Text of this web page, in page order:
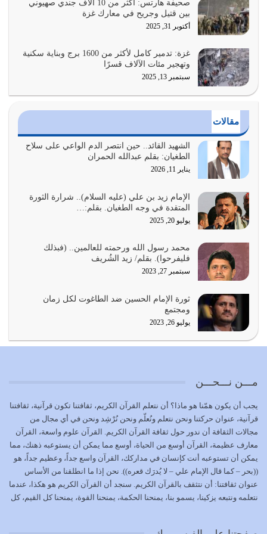
أراد الله لهذه الأمة ان تكون خير امة أخرجت للناس بالنهوض
بالأمر بالمعروف والنهي عن…
يوليو 25, 2026
الدين الذي شرعه الله لا يجوز أن يخضع لآرائنا وأهوائنا
أي أمة تتفرق في الدين وتتفرق في كيانها معناه أنها أصبحت
أمة عاجزة عن النهوض…
يوليو 23, 2026
بحبل الله جميعاً وليس كل…
يوليو 22, 2026
يشاء ويذل من يشاء
يوليو 21, 2026
كل زمان…
يوليو 19, 2026
الوظيفة عبارة عن مسؤولية يجب النهوض بها كما ينبغي لكي
وَالْمُنْفِقِينَ…
يوليو 17, 2026
الاعتصام بحبل الله أمر إلهي للمؤمنين وهو بمثابة سبب بينهم
وبين الله يترتب عليه النصر…
يوليو 16, 2026
إما أن نحاول أن نكون من أولياء الله فيتم على أيدينا ضرب
يوليو 15, 2026
صحيفة هآرتس: أكثر من 10 آلاف جندي صهيوني
بين قتيل وجريح في معارك غزة
أكتوبر 31, 2025
غزة: تدمير كامل لأكثر من 1600 برج وبناية سكنية
وتهجير مئات الآلاف قسرًا
سبتمبر 13, 2025
مقالات
الشهيد القائد.. حين انتصر الدم الواعي على سلاح
الطغيان: بقلم عبدالله الحمران
يناير 11, 2026
الإمام زيد بن علي (عليه السلام).. شرارة الثورة
المتقدة في وجه الطغيان. بقلم:…
يوليو 20, 2025
محمد رسول الله ورحمته للعالمين.. (فبذلك
فليفرحوا). بقلم/ زيد الشُريف
سبتمبر 27, 2023
ثورة الإمام الحسين ضد الطاغوت لكل زمان
ومجتمع
يوليو 26, 2023
مـــن نـــحـــن
يجب أن يكون همّنا هو ماذا؟ أن نتعلم القرآن الكريم، ثقافتنا تكون قرآنية، ثقافتنا
قرآنية، عنوان حركتنا ونحن نتعلم ونُعلّم ونحن نُرْشِد ونحن في أي مجال من
مجالات الثقافة أن ندور حول ثقافة القرآن الكريم. القرآن علوم واسعة، القرآن
معارف عظيمة، القرآن أوسع من الحياة، أوسع مما يمكن أن يستوعبه ذهنك، مما
يمكن أن تستوعبه أنت كإنسان في مداركك، القرآن واسع جداً، وعظيم جداً، هو
((بحر – كما قال الإمام علي – لا يُدرَك قعره)). نحن إذا ما انطلقنا من الأساس
عنوان ثقافتنا: أن نتثقف بالقرآن الكريم. سنجد أن القرآن الكريم هو هكذا، عندما
نتعلمه ونتبعه يزكينا، يسمو بنا، يمنحنا الحكمة، يمنحنا القوة، يمنحنا كل القيم، كل